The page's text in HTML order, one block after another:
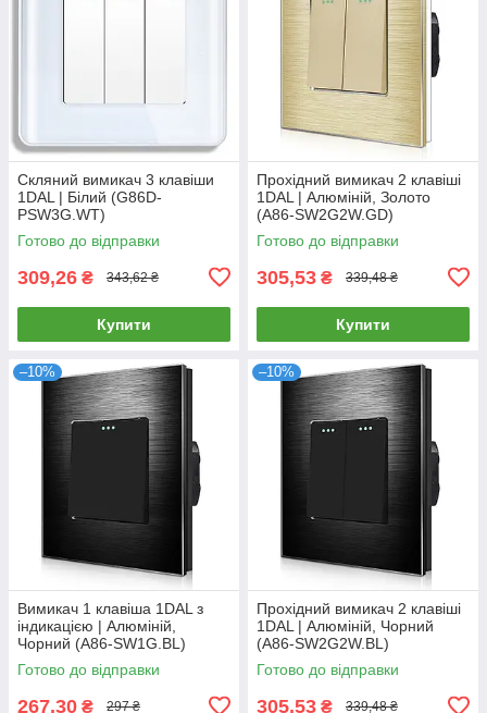
Скляний вимикач 3 клавіши
1DAL | Білий (G86D-
PSW3G.WT)
Готово до відправки
309,26 ₴ 343,62 ₴
Купити
Прохідний вимикач 2 клавіші
1DAL | Алюміній, Золото
(A86-SW2G2W.GD)
Готово до відправки
305,53 ₴ 339,48 ₴
Купити
–10%
Вимикач 1 клавіша 1DAL з
індикацією | Алюміній,
Чорний (А86-SW1G.BL)
Готово до відправки
267,30 ₴ 297 ₴
–10%
Прохідний вимикач 2 клавіші
1DAL | Алюміній, Чорний
(A86-SW2G2W.BL)
Готово до відправки
305,53 ₴ 339,48 ₴